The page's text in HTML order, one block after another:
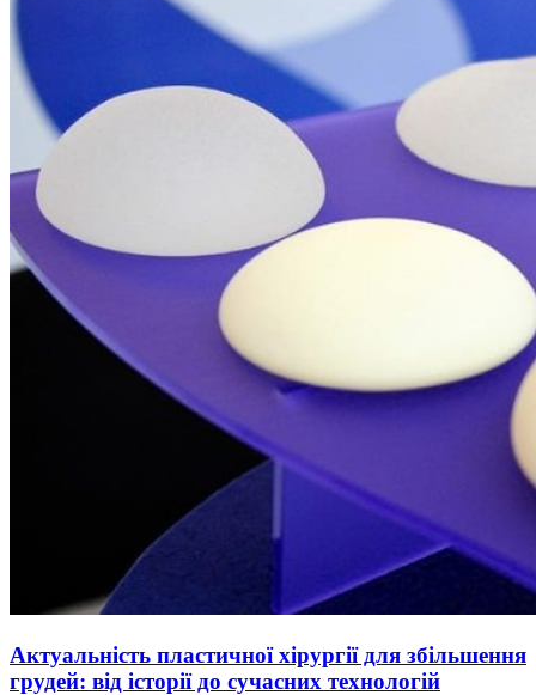
Актуальність пластичної хірургії для збільшення
грудей: від історії до сучасних технологій